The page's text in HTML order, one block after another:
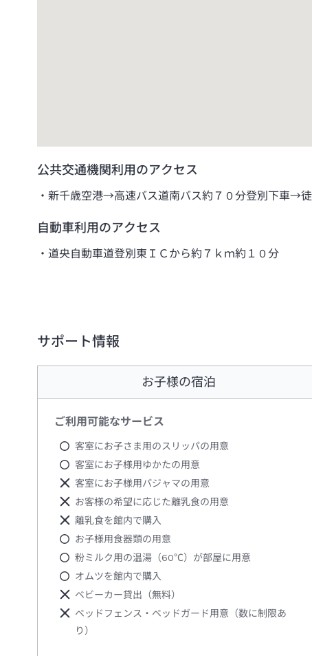
公共交通機関利用のアクセス
新千歳空港→高速バス道南バス約７０分登別下車→
自動車利用のアクセス
道央自動車道登別東ＩＣから約７ｋｍ約１０分
サポート情報
お子様の宿泊
ご利用可能なサービス
客室にお子さま用のスリッパの用意
客室にお子様用ゆかたの用意
客室にお子様用パジャマの用意
お客様の希望に応じた離乳食の用意
離乳食を館内で購入
お子様用食器類の用意
粉ミルク用の温湯（60℃）が部屋に用意
オムツを館内で購入
ベビーカー貸出（無料）
ベッドフェンス・ベッドガード用意（数に制限あ
り）